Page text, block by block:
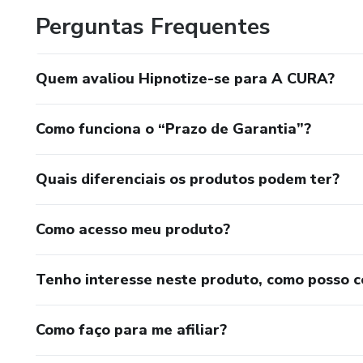
Perguntas Frequentes
Quem avaliou Hipnotize-se para A CURA?
Como funciona o “Prazo de Garantia”?
Quais diferenciais os produtos podem ter?
Como acesso meu produto?
Tenho interesse neste produto, como posso
Como faço para me afiliar?